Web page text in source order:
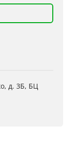
д. 3Б, БЦ